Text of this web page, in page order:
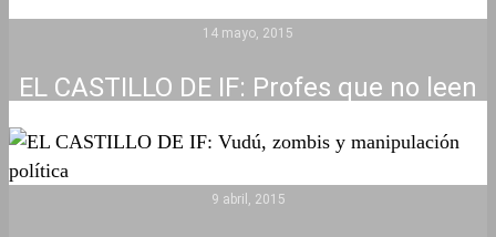
14 mayo, 2015
EL CASTILLO DE IF: Profes que no leen
9 abril, 2015